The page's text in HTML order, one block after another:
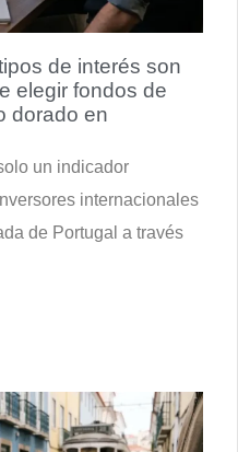
de interés son
elegir fondos de
dorado en
un indicador
internacionales
de Portugal a través